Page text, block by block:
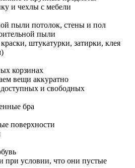
и чехлы с мебели
пыли потолок, стены и пол
пыли
штукатурки, затирки, клея
корзинах
вещи аккуратно
и свободных
бра
поверхности
условии, что они пустые